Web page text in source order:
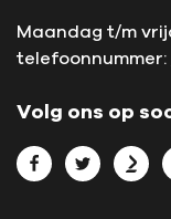
Maandag t/m
telefoonnummer:
Volg ons op
Bekijk L.P.Bekijk L.P.
Bekijk